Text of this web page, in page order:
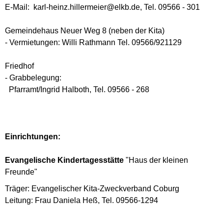
E-Mail: karl-heinz.hillermeier@elkb.de, Tel. 09566 - 301
Gemeindehaus Neuer Weg 8 (neben der Kita)
- Vermietungen: Willi Rathmann Tel. 09566/921129
Friedhof
- Grabbelegung:
Pfarramt/Ingrid Halboth, Tel. 09566 - 268
Einrichtungen:
Evangelische Kindertagesstätte "Haus der kleinen
Freunde"
Träger: Evangelischer Kita-Zweckverband Coburg
Leitung: Frau Daniela Heß, Tel. 09566-1294